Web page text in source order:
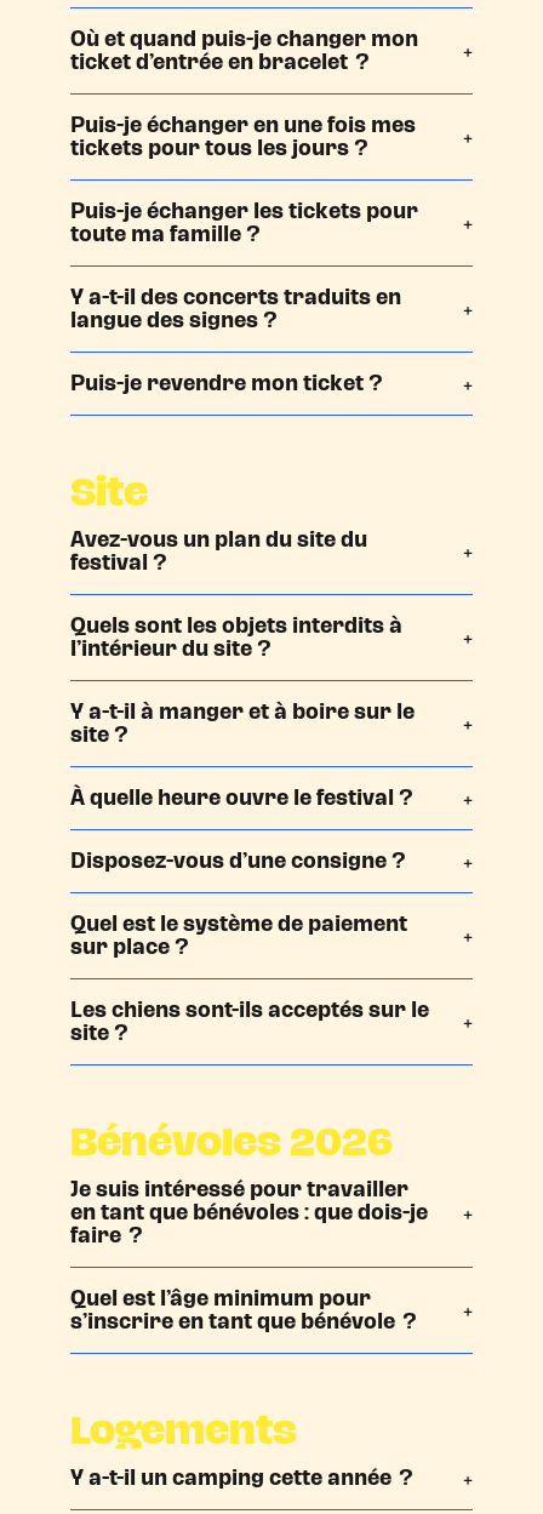
Où et quand puis-je changer mon
ticket d’entrée en bracelet ?
Puis-je échanger en une fois mes
tickets pour tous les jours ?
Puis-je échanger les tickets pour
toute ma famille ?
Y a-t-il des concerts traduits en
langue des signes ?
Puis-je revendre mon ticket ?
Site
Avez-vous un plan du site du
festival ?
Quels sont les objets interdits à
l’intérieur du site ?
Y a-t-il à manger et à boire sur le
site ?
À quelle heure ouvre le festival ?
Disposez-vous d’une consigne ?
Quel est le système de paiement
sur place ?
Les chiens sont-ils acceptés sur le
site ?
Bénévoles 2026
Je suis intéressé pour travailler
en tant quebénévoles : que dois-je
faire ?
Quel est l’âge minimum pour
s’inscrire en tant que bénévole ?
Logements
Y a-t-il un camping cette année ?